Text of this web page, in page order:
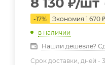
-17% Экономия 1 670 ₽
в наличии
Нашли дешевле?
Срок доставки, дней - 3